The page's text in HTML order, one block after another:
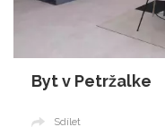
Byt v Petržalke
Sdílet